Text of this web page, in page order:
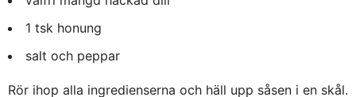
1 tsk honung
salt och peppar
Rör ihop alla ingredienserna och häll upp såsen i en skål.